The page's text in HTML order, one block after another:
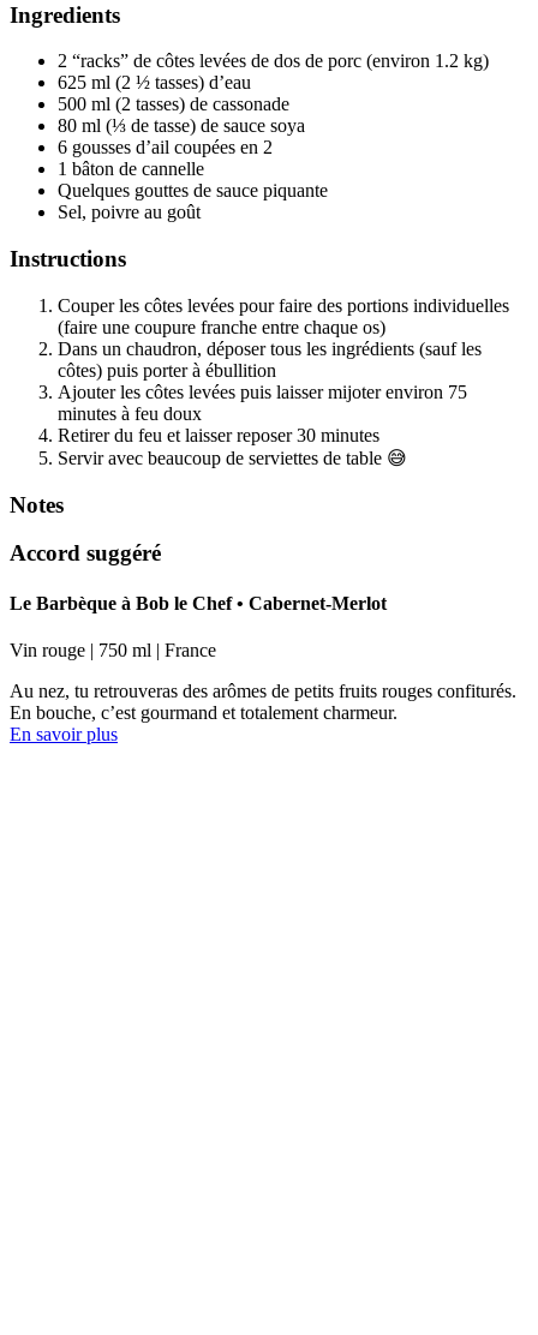
Ingredients
2 “racks” de côtes levées de dos de porc (environ 1.2 kg)
625 ml (2 ½ tasses) d’eau
500 ml (2 tasses) de cassonade
80 ml (⅓ de tasse) de sauce soya
6 gousses d’ail coupées en 2
1 bâton de cannelle
Quelques gouttes de sauce piquante
Sel, poivre au goût
Instructions
Couper les côtes levées pour faire des portions individuelles
(faire une coupure franche entre chaque os)
Dans un chaudron, déposer tous les ingrédients (sauf les
côtes) puis porter à ébullition
Ajouter les côtes levées puis laisser mijoter environ 75
minutes à feu doux
Retirer du feu et laisser reposer 30 minutes
Servir avec beaucoup de serviettes de table 😅
Notes
Accord suggéré
Le Barbèque à Bob le Chef • Cabernet-Merlot
Vin rouge | 750 ml | France
Au nez, tu retrouveras des arômes de petits fruits rouges confiturés.
En bouche, c’est gourmand et totalement charmeur.
En savoir plus